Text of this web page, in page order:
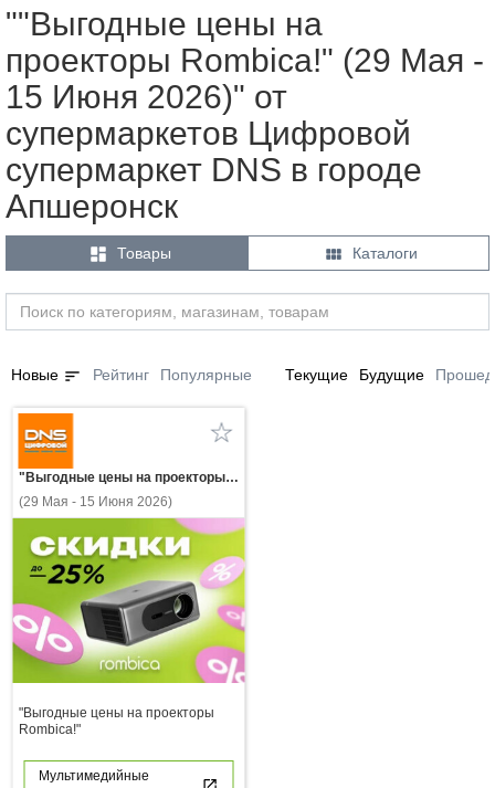
""Выгодные цены на
проекторы Rombica!" (29 Мая -
15 Июня 2026)" от
супермаркетов Цифровой
супермаркет DNS в городе
Апшеронск
 Товары  Каталоги
Новые sort Рейтинг Популярные Текущие Будущие
"Выгодные цены на проекторы Rombica!"
(29 Мая - 15 Июня 2026)
"Выгодные цены на проекторы
Rombica!"
Мультимедийные